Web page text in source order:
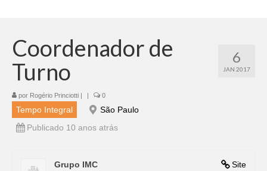
6
JAN 2017
Coordenador de
Turno
por Rogério Princiotti | | 0
Tempo Integral
São Paulo
Publicado 10 anos atrás
Site
Grupo IMC